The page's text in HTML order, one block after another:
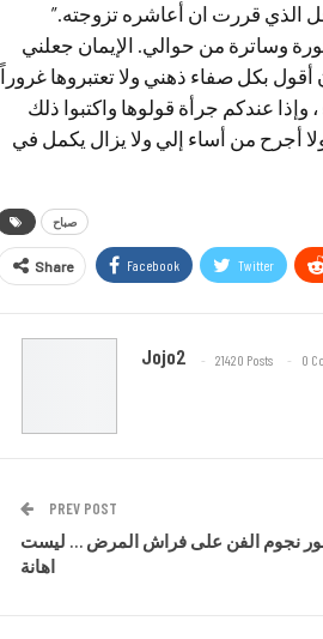
الذي قررت ان أعاشره تزوجته.”
وساترة من حوالي. الإيمان جعلني
بكل صفاء ذهني ولا تعتبروها غروراً
وإذا عندكم جرأة قولوها واكتبوا ذلك
أجرح من أساء إلي ولا يزال يكمل في
صباح
Share Facebook Twitter
Jojo2 21420 Posts 0
PREV POST
نجوم الفن على فراش المرض … ليست
اهانة